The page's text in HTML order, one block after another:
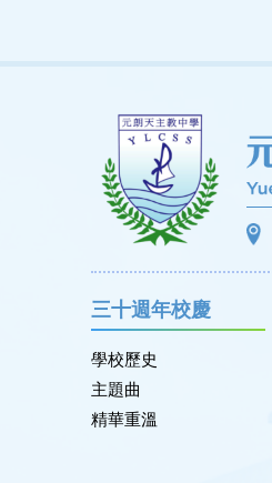
三十週年校慶
學校歷史
主題曲
精華重溫